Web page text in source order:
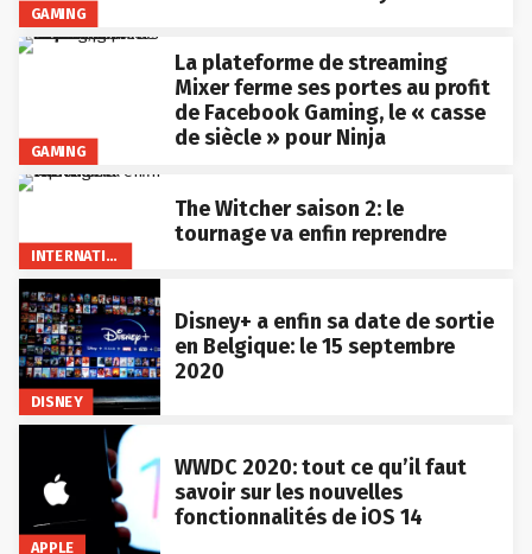
GAMING
GAMING
La plateforme de streaming
Mixer ferme ses portes au profit
de Facebook Gaming, le « casse
de siècle » pour Ninja
INTERNATIONAL
The Witcher saison 2: le
tournage va enfin reprendre
DISNEY
Disney+ a enfin sa date de sortie
en Belgique: le 15 septembre
2020
APPLE
WWDC 2020: tout ce qu’il faut
savoir sur les nouvelles
fonctionnalités de iOS 14